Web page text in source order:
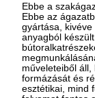
Ebbe a
Ebbe az
gyártása,
anyagból
műveleteiből áll,
formázását és
esztétikai, mind